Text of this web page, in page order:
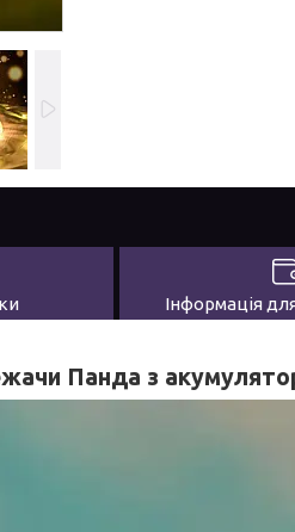
Інформація
Панда з